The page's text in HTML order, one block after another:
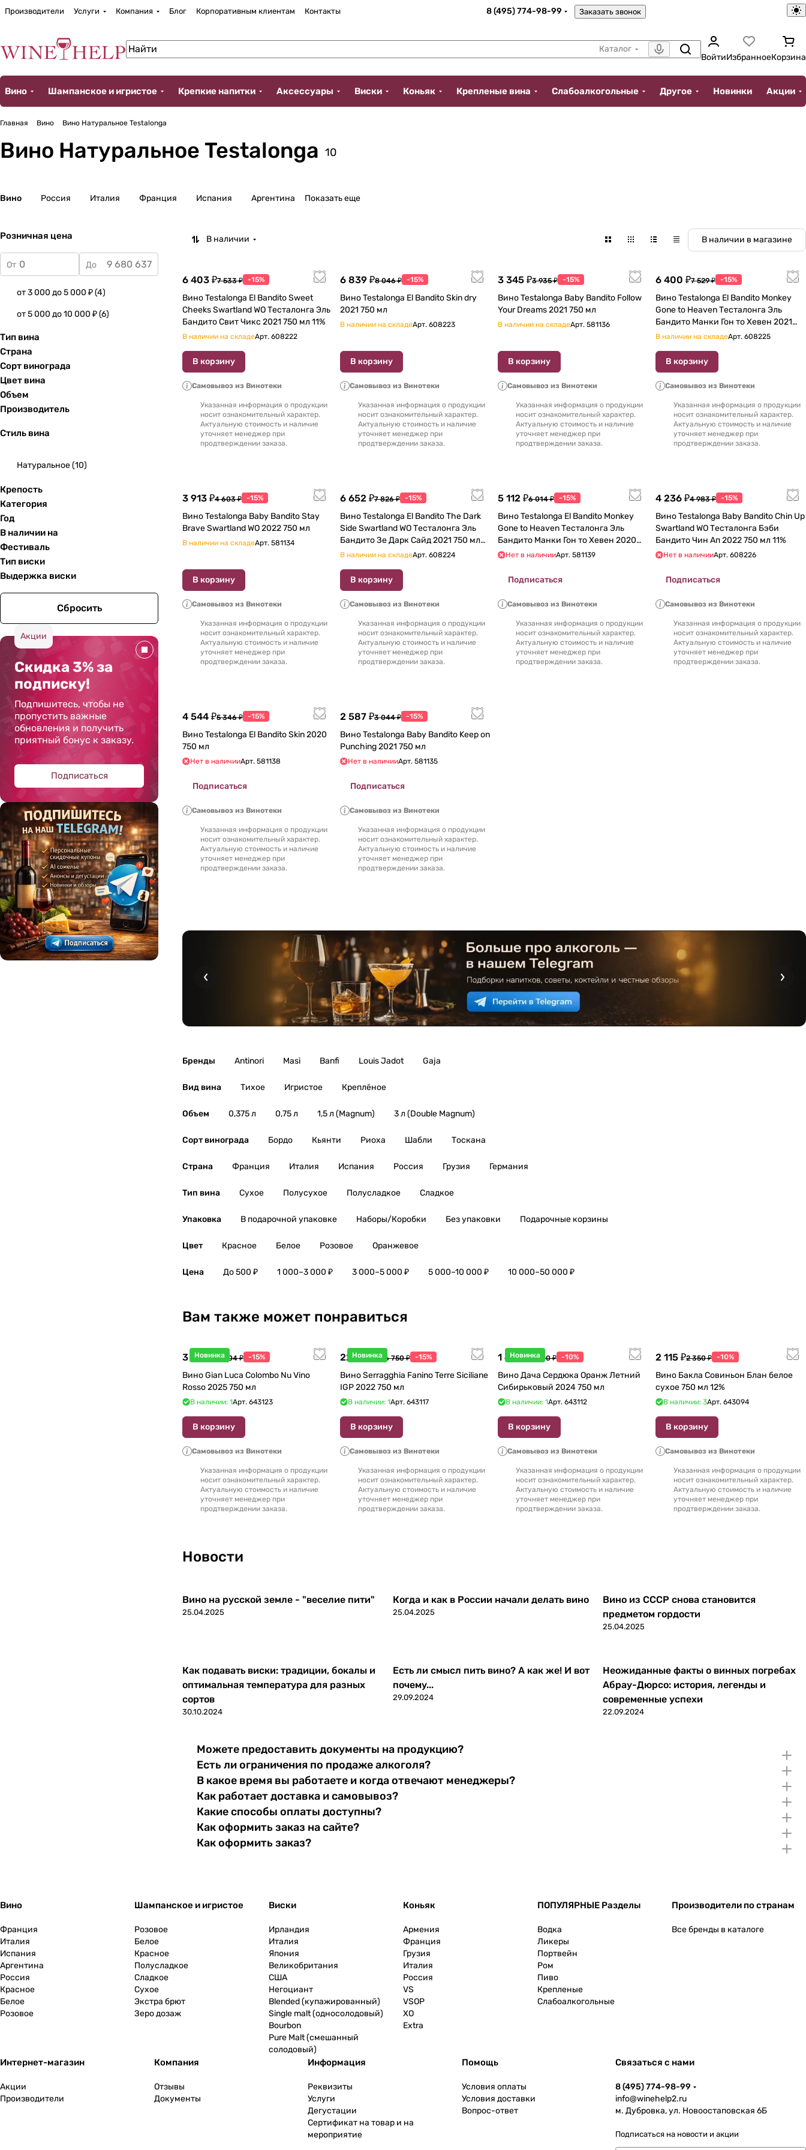
Производители Услуги Компания Блог Корпоративным клиентам Контакты 8 (495) 774-98-99 Заказать звонок
Каталог
ВойтиИзбранноеКорзина
Вино Шампанское и игристое Крепкие напитки Аксессуары Виски Коньяк Крепленые вина Слабоалкогольные Другое Новинки Акции
Главная Вино Вино Натуральное Testalonga
Вино Натуральное Testalonga 10
Вино Россия Италия Франция Испания Аргентина Показать еще
Розничная цена
От До
от 3 000 до 5 000 ₽(4)
от 5 000 до 10 000 ₽(6)
Тип вина
Страна
Сорт винограда
Цвет вина
Объем
Производитель
Стиль вина
Натуральное(10)
Крепость
Категория
Год
В наличии на
Фестиваль
Тип виски
Выдержка виски
Сбросить
Акции
Скидка 3% за
подписку!
Подпишитесь, чтобы не
пропустить важные
обновления и получить
приятный бонус к заказу.
Подписаться
В наличии В наличии в магазине
6 403 ₽7 533 ₽ -15%
Вино Testalonga El Bandito Sweet
Cheeks Swartland WO Тесталонга Эль
Бандито Свит Чикс 2021 750 мл 11%
В наличии на складеАрт. 608222
В корзину
Самовывоз из Винотеки
Указанная информация о продукции
носит ознакомительный характер.
Актуальную стоимость и наличие
уточняет менеджер при
продтверждении заказа.
6 839 ₽8 046 ₽ -15%
Вино Testalonga El Bandito Skin dry
2021 750 мл
В наличии на складеАрт. 608223
В корзину
Самовывоз из Винотеки
Указанная информация о продукции
носит ознакомительный характер.
Актуальную стоимость и наличие
уточняет менеджер при
продтверждении заказа.
3 345 ₽3 935 ₽ -15%
Вино Testalonga Baby Bandito Follow
Your Dreams 2021 750 мл
В наличии на складеАрт. 581136
В корзину
Самовывоз из Винотеки
Указанная информация о продукции
носит ознакомительный характер.
Актуальную стоимость и наличие
уточняет менеджер при
продтверждении заказа.
6 400 ₽7 529 ₽ -15%
Вино Testalonga El Bandito Monkey
Gone to Heaven Тесталонга Эль
Бандито Манки Гон то Хевен 2021
750 мл 12,5%
В наличии на складеАрт. 608225
В корзину
Самовывоз из Винотеки
Указанная информация о продукции
носит ознакомительный характер.
Актуальную стоимость и наличие
уточняет менеджер при
продтверждении заказа.
3 913 ₽4 603 ₽ -15%
Вино Testalonga Baby Bandito Stay
Brave Swartland WO 2022 750 мл
В наличии на складеАрт. 581134
В корзину
Самовывоз из Винотеки
Указанная информация о продукции
носит ознакомительный характер.
Актуальную стоимость и наличие
уточняет менеджер при
продтверждении заказа.
6 652 ₽7 826 ₽ -15%
Вино Testalonga El Bandito The Dark
Side Swartland WO Тесталонга Эль
Бандито Зе Дарк Сайд 2021 750 мл
12%
В наличии на складеАрт. 608224
В корзину
Самовывоз из Винотеки
Указанная информация о продукции
носит ознакомительный характер.
Актуальную стоимость и наличие
уточняет менеджер при
продтверждении заказа.
5 112 ₽6 014 ₽ -15%
Вино Testalonga El Bandito Monkey
Gone to Heaven Тесталонга Эль
Бандито Манки Гон то Хевен 2020
750 мл
Нет в наличииАрт. 581139
Подписаться
Самовывоз из Винотеки
Указанная информация о продукции
носит ознакомительный характер.
Актуальную стоимость и наличие
уточняет менеджер при
продтверждении заказа.
4 236 ₽4 983 ₽ -15%
Вино Testalonga Baby Bandito Chin Up
Swartland WO Тесталонга Бэби
Бандито Чин Ап 2022 750 мл 11%
Нет в наличииАрт. 608226
Подписаться
Самовывоз из Винотеки
Указанная информация о продукции
носит ознакомительный характер.
Актуальную стоимость и наличие
уточняет менеджер при
продтверждении заказа.
4 544 ₽5 346 ₽ -15%
Вино Testalonga El Bandito Skin 2020
750 мл
Нет в наличииАрт. 581138
Подписаться
Самовывоз из Винотеки
Указанная информация о продукции
носит ознакомительный характер.
Актуальную стоимость и наличие
уточняет менеджер при
продтверждении заказа.
2 587 ₽3 044 ₽ -15%
Вино Testalonga Baby Bandito Keep on
Punching 2021 750 мл
Нет в наличииАрт. 581135
Подписаться
Самовывоз из Винотеки
Указанная информация о продукции
носит ознакомительный характер.
Актуальную стоимость и наличие
уточняет менеджер при
продтверждении заказа.
Бренды Antinori Masi Banfi Louis Jadot Gaja
Вид вина Тихое Игристое Креплёное
Объем 0,375 л 0,75 л 1,5 л (Magnum) 3 л (Double Magnum)
Сорт винограда Бордо Кьянти Риоха Шабли Тоскана
Страна Франция Италия Испания Россия Грузия Германия
Тип вина Сухое Полусухое Полусладкое Сладкое
Упаковка В подарочной упаковке Наборы/Коробки Без упаковки Подарочные корзины
Цвет Красное Белое Розовое Оранжевое
Цена До 500 ₽ 1 000–3 000 ₽ 3 000–5 000 ₽ 5 000–10 000 ₽ 10 000–50 000 ₽
Вам также может понравиться
Новинка
3 998 ₽4 704 ₽ -15%
Вино Gian Luca Colombo Nu Vino
Rosso 2025 750 мл
В наличии: 1Арт. 643123
В корзину
Самовывоз из Винотеки
Указанная информация о продукции
носит ознакомительный характер.
Актуальную стоимость и наличие
уточняет менеджер при
продтверждении заказа.
Новинка
22 738 ₽26 750 ₽ -15%
Вино Serragghia Fanino Terre Siciliane
IGP 2022 750 мл
В наличии: 1Арт. 643117
В корзину
Самовывоз из Винотеки
Указанная информация о продукции
носит ознакомительный характер.
Актуальную стоимость и наличие
уточняет менеджер при
продтверждении заказа.
Новинка
1 440 ₽1 600 ₽ -10%
Вино Дача Сердюка Оранж Летний
Сибирьковый 2024 750 мл
В наличии: 1Арт. 643112
В корзину
Самовывоз из Винотеки
Указанная информация о продукции
носит ознакомительный характер.
Актуальную стоимость и наличие
уточняет менеджер при
продтверждении заказа.
2 115 ₽2 350 ₽ -10%
Вино Бакла Совиньон Блан белое
сухое 750 мл 12%
В наличии: 3Арт. 643094
В корзину
Самовывоз из Винотеки
Указанная информация о продукции
носит ознакомительный характер.
Актуальную стоимость и наличие
уточняет менеджер при
продтверждении заказа.
Новости
Вино на русской земле - "веселие пити"
25.04.2025
Когда и как в России начали делать вино
25.04.2025
Вино из СССР снова становится
предметом гордости
25.04.2025
Как подавать виски: традиции, бокалы и
оптимальная температура для разных
сортов
30.10.2024
Есть ли смысл пить вино? А как же! И вот
почему...
29.09.2024
Неожиданные факты о винных погребах
Абрау-Дюрсо: история, легенды и
современные успехи
22.09.2024
Можете предоставить документы на продукцию?
Есть ли ограничения по продаже алкоголя?
В какое время вы работаете и когда отвечают менеджеры?
Как работает доставка и самовывоз?
Какие способы оплаты доступны?
Как оформить заказ на сайте?
Как оформить заказ?
Вино
Франция
Италия
Испания
Аргентина
Россия
Красное
Белое
Розовое
Шампанское и игристое
Розовое
Белое
Красное
Полусладкое
Сладкое
Сухое
Экстра брют
Зеро дозаж
Виски
Ирландия
Италия
Япония
Великобритания
США
Негоциант
Blended (купажированный)
Single malt (односолодовый)
Bourbon
Pure Malt (смешанный
солодовый)
Коньяк
Армения
Франция
Грузия
Италия
Россия
VS
VSOP
XO
Extra
ПОПУЛЯРНЫЕ Разделы
Водка
Ликеры
Портвейн
Ром
Пиво
Крепленые
Слабоалкогольные
Производители по странам
Все бренды в каталоге
Интернет-магазин
Акции
Производители
Компания
Отзывы
Документы
Информация
Реквизиты
Услуги
Дегустации
Сертификат на товар и на
мероприятие
Помощь
Условия оплаты
Условия доставки
Вопрос-ответ
Связаться с нами
8 (495) 774-98-99
info@winehelp2.ru
м. Дубровка, ул. Новоостаповская 6Б
Подписаться на новости и акции